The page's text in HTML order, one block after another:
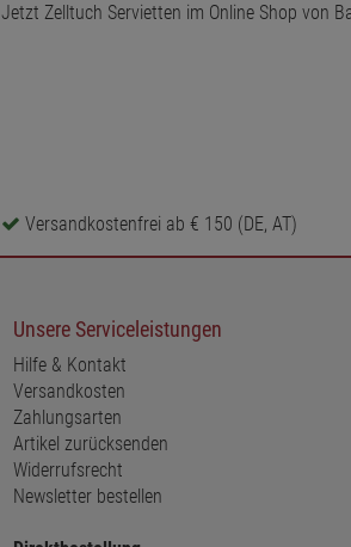
Jetzt Zelltuch Servietten im Online Shop von
Versandkostenfrei ab € 150 (DE, AT)
Unsere Serviceleistungen
Hilfe & Kontakt
Versandkosten
Zahlungsarten
Artikel zurücksenden
Widerrufsrecht
Newsletter bestellen